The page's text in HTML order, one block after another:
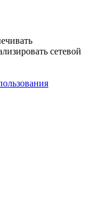
сетевой